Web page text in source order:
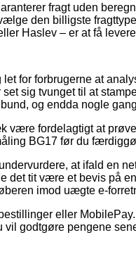
fragt uden
den billigste
Haslev – er at få
for forbrugerne at
sig tvunget til at
og endda nogle
være fordelagtigt at
BG17 før du
at ifald en
det tit være et bevis på
imod uægte e-
eller
godtgøre pengene